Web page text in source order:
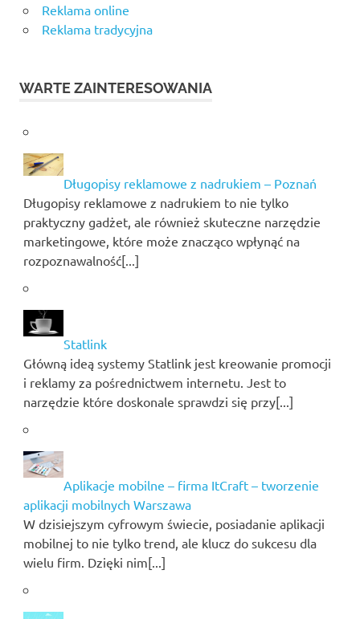
Reklama online
Reklama tradycyjna
WARTE ZAINTERESOWANIA
Długopisy reklamowe z nadrukiem – Poznań
Długopisy reklamowe z nadrukiem to nie tylko
praktyczny gadżet, ale również skuteczne narzędzie
marketingowe, które może znacząco wpłynąć na
rozpoznawalność[...]
Statlink
Główną ideą systemy Statlink jest kreowanie promocji
i reklamy za pośrednictwem internetu. Jest to
narzędzie które doskonale sprawdzi się przy[...]
Aplikacje mobilne – firma ItCraft – tworzenie
aplikacji mobilnych Warszawa
W dzisiejszym cyfrowym świecie, posiadanie aplikacji
mobilnej to nie tylko trend, ale klucz do sukcesu dla
wielu firm. Dzięki nim[...]